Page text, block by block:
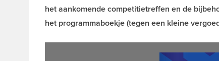
het aankomende competitietreffen en de
het programmaboekje (tegen een kleine